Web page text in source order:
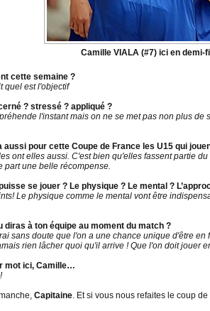
Camille VIALA (#7) ici en demi-
cette semaine ?
quel est l'objectif
? stressé ? appliqué ?
l'instant mais on ne se met pas non plus
aussi pour cette Coupe de France les U15 qui
ont elles aussi. C'est bien qu'elles fassent partie
part une belle récompense.
se jouer ? Le physique ? Le mental ?
Le physique comme le mental vont être
diras à ton équipe au moment du match ?
sans doute que l'on a une chance unique d'être en
rien lâcher quoi qu'il arrive ! Que l'on doit jouer
mot ici, Camille…
Capitaine. Et si vous nous refaites le coup de